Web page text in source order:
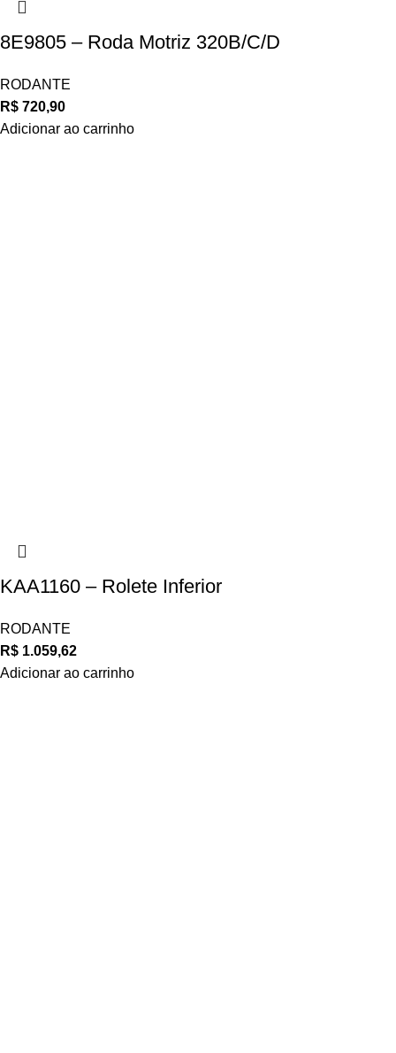
8E9805 – Roda Motriz 320B/C/D
RODANTE
R$ 720,90
Adicionar ao carrinho
KAA1160 – Rolete Inferior
RODANTE
R$ 1.059,62
Adicionar ao carrinho